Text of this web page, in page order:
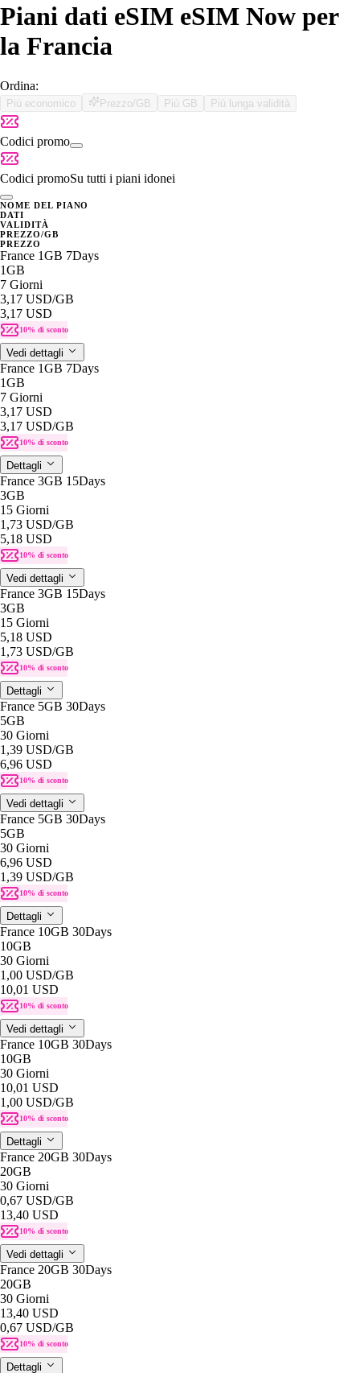
Piani dati eSIM eSIM Now per
la Francia
Ordina:
Più economico Prezzo/GB Più GB Più lunga validità
Codici promo
Codici promoSu tutti i piani idonei
NOME DEL PIANO
DATI
VALIDITÀ
PREZZO/GB
PREZZO
France 1GB 7Days
1GB
7 Giorni
3,17 USD/GB
3,17 USD
10% di sconto
Vedi dettagli
France 1GB 7Days
1GB
7 Giorni
3,17 USD
3,17 USD/GB
10% di sconto
Dettagli
France 3GB 15Days
3GB
15 Giorni
1,73 USD/GB
5,18 USD
10% di sconto
Vedi dettagli
France 3GB 15Days
3GB
15 Giorni
5,18 USD
1,73 USD/GB
10% di sconto
Dettagli
France 5GB 30Days
5GB
30 Giorni
1,39 USD/GB
6,96 USD
10% di sconto
Vedi dettagli
France 5GB 30Days
5GB
30 Giorni
6,96 USD
1,39 USD/GB
10% di sconto
Dettagli
France 10GB 30Days
10GB
30 Giorni
1,00 USD/GB
10,01 USD
10% di sconto
Vedi dettagli
France 10GB 30Days
10GB
30 Giorni
10,01 USD
1,00 USD/GB
10% di sconto
Dettagli
France 20GB 30Days
20GB
30 Giorni
0,67 USD/GB
13,40 USD
10% di sconto
Vedi dettagli
France 20GB 30Days
20GB
30 Giorni
13,40 USD
0,67 USD/GB
10% di sconto
Dettagli